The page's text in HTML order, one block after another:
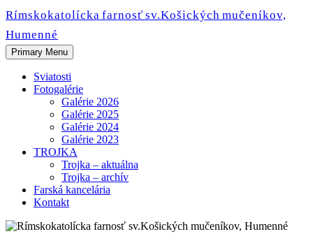
Skip
to
content
Rímskokatolícka farnosť sv.Košických mučeníkov,
Humenné
Primary Menu
Sviatosti
Fotogalérie
Galérie 2026
Galérie 2025
Galérie 2024
Galérie 2023
TROJKA
Trojka – aktuálna
Trojka – archív
Farská kancelária
Kontakt